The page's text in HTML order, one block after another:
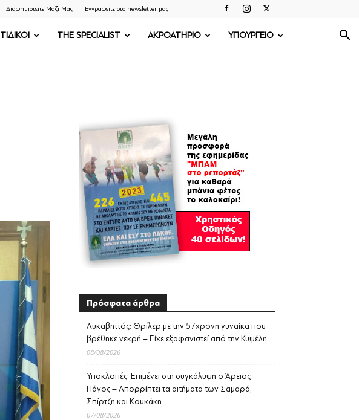
Διαφημιστείτε Μαζί Μας Εγγραφείτε στο newsletter μας
THE SPECIALIST ΑΚΡΟΑΤΗΡΙΟ ΥΠΟΥΡΓΕΙΟ
Πρόσφατα άρθρα
Λυκαβηττός: Θρίλερ με την 57χρονη γυναίκα που
βρέθηκε νεκρή – Είχε εξαφανιστεί από την Κυψέλη
08/08/2026
Υποκλοπές: Επιμένει στη συγκάλυψη ο Άρειος
Πάγος – Απορρίπτει τα αιτήματα των Σαμαρά,
Σπίρτζη και Κουκάκη
07/08/2026